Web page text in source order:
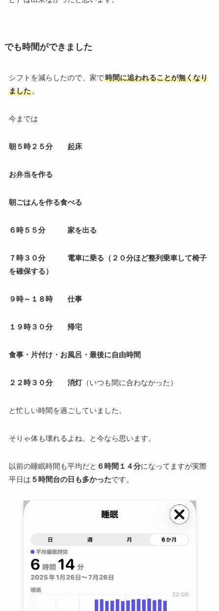
でも時間ができました
シフトを減らしたので、家で時間に追われることが無くなり
ました。
今までは
朝５時２５分 起床
お弁当を作る
朝ごはんを作る食べる
６時５５分 家を出る
７時３０分 電車に乗る（２０分ほど整列乗車して椅子
を確保する）
９時～１８時 仕事
１９時３０分 帰宅
食事・片付け・お風呂・最後に自由時間
２２時３０分 消灯（いつも間に合わなかった）
と忙しい時間を過ごしていました。
そりゃ体も壊れるよね、と今なら思います。
以前の睡眠時間も平均だと ６時間１４分になってますが実際
平日は ５時間台の日も多かったです。